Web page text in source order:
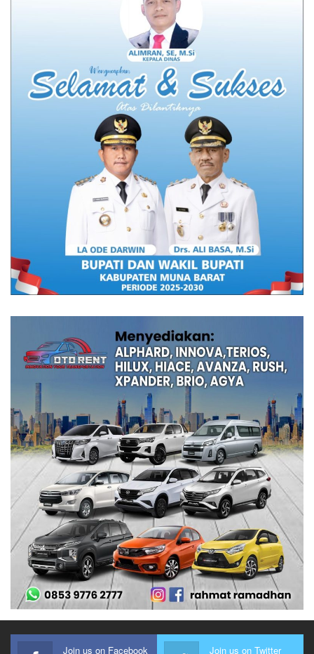
Join us on Facebook Join us on Twitter